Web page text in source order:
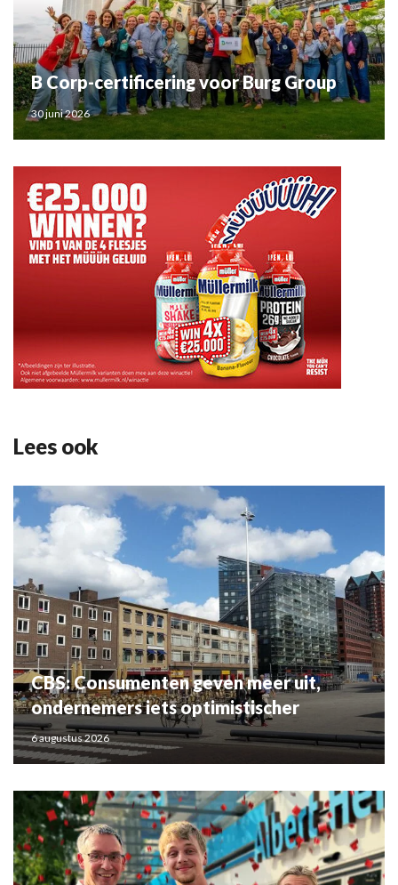
B Corp-certificering voor Burg Group
30 juni 2026
Lees ook
CBS: Consumenten geven meer uit,
ondernemers iets optimistischer
6 augustus 2026